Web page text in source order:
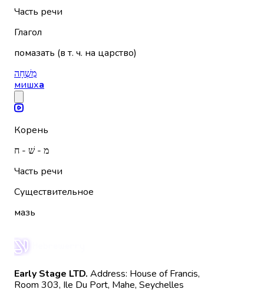
Часть речи
Глагол
помазать (в т. ч. на царство)
מִשְׁחָה
мишха
Корень
מ - שׁ - ח
Часть речи
Существительное
мазь
Early Stage LTD. Address: House of Francis,
Room 303, Ile Du Port, Mahe, Seychelles